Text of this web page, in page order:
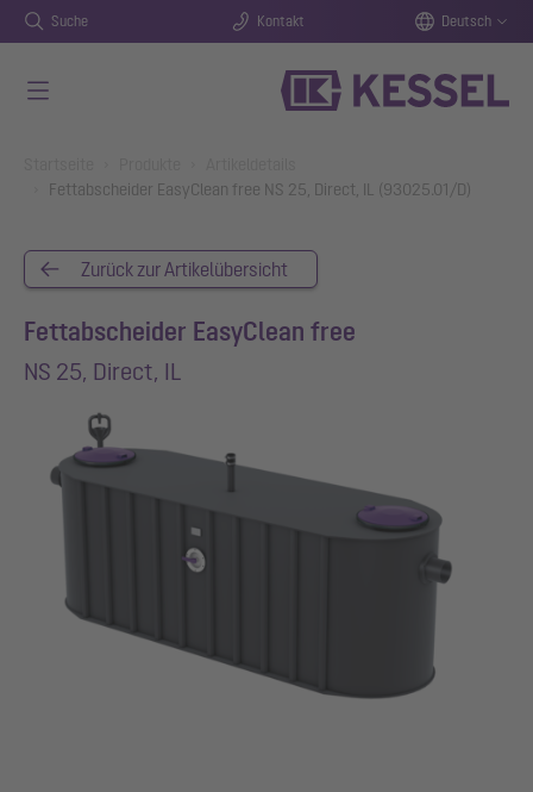
Suche Kontakt Deutsch
Fettabscheider EasyClean free NS 25, Direct, IL (93025.01/D)
Zurück zur Artikelübersicht
Fettabscheider EasyClean free
NS 25, Direct, IL